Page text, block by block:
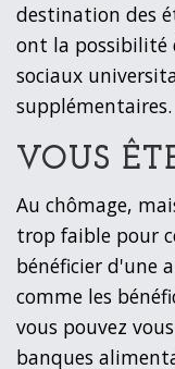
destination des
ont la possibilité
sociaux
supplémentaires.
VOUS
Au chômage,
trop faible pour
bénéficier d'une
comme les
vous pouvez
banques